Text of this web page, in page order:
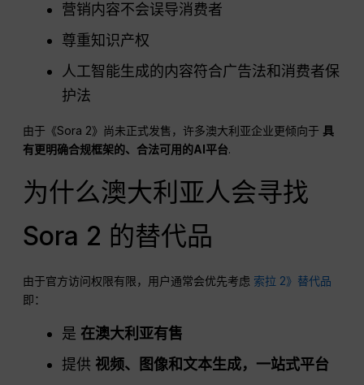
营销内容不会误导消费者
尊重知识产权
人工智能生成的内容符合广告法和消费者保
护法
由于《Sora 2》尚未正式发售，许多澳大利亚企业更倾向于 具
有更明确合规框架的、合法可用的AI平台.
为什么澳大利亚人会寻找
Sora 2 的替代品
由于官方访问权限有限，用户通常会优先考虑 索拉 2》替代品
即：
是 在澳大利亚有售
提供 视频、图像和文本生成，一站式平台